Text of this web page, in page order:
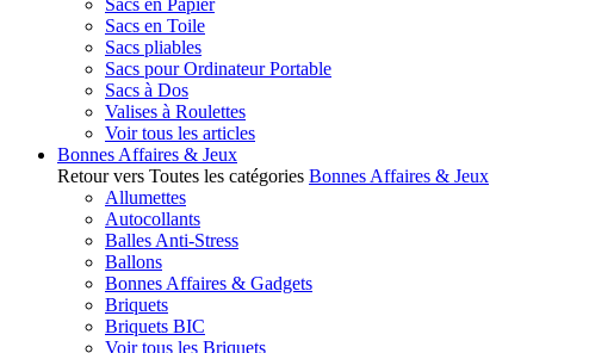
Sacs en Papier
Sacs en Toile
Sacs pliables
Sacs pour Ordinateur Portable
Sacs à Dos
Valises à Roulettes
Voir tous les articles
Bonnes Affaires & Jeux
Retour vers Toutes les catégories Bonnes Affaires & Jeux
Allumettes
Autocollants
Balles Anti-Stress
Ballons
Bonnes Affaires & Gadgets
Briquets
Briquets BIC
Voir tous les Briquets